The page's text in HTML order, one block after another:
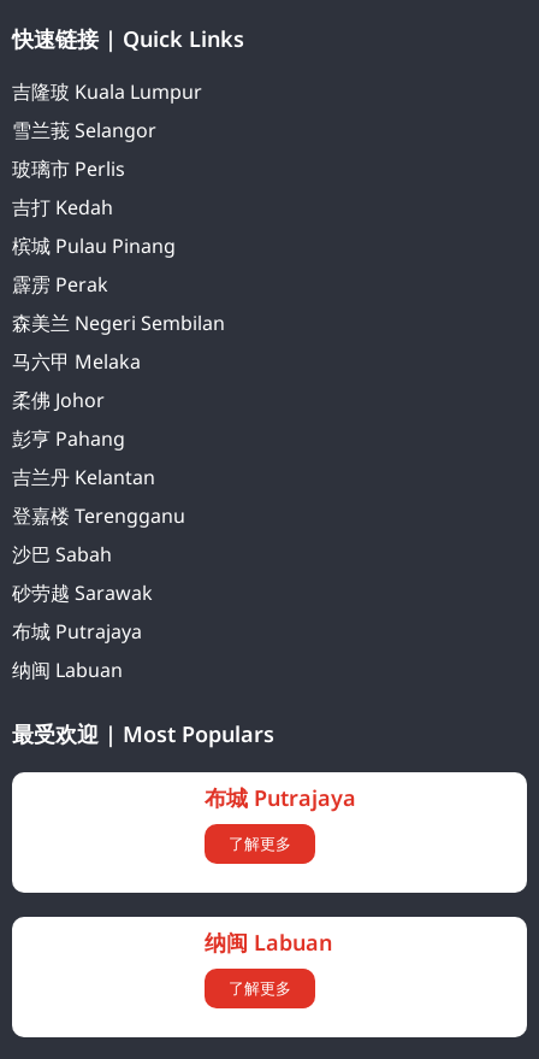
快速链接 | Quick Links
吉隆玻 Kuala Lumpur
雪兰莪 Selangor
玻璃市 Perlis
吉打 Kedah
槟城 Pulau Pinang
霹雳 Perak
森美兰 Negeri Sembilan
马六甲 Melaka
柔佛 Johor
彭亨 Pahang
吉兰丹 Kelantan
登嘉楼 Terengganu
沙巴 Sabah
砂劳越 Sarawak
布城 Putrajaya
纳闽 Labuan
最受欢迎 | Most Populars
布城 Putrajaya
了解更多
纳闽 Labuan
了解更多